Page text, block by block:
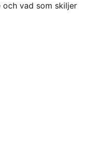
och vad som skiljer